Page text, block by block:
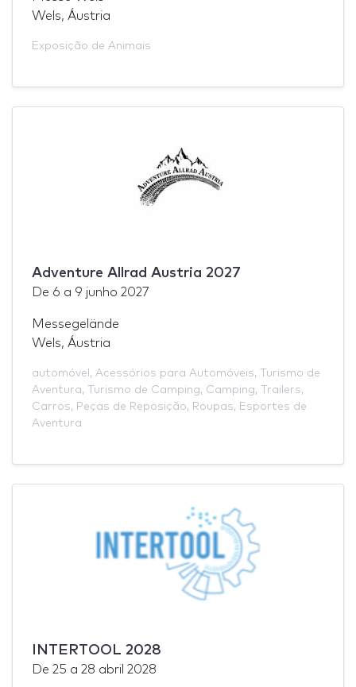
Wels, Áustria
Exposição de Animais
Adventure Allrad Austria 2027
De 6 a 9 junho 2027
Messegelände
Wels, Áustria
automóvel , Acessórios para Automóveis, Turismo de
Aventura, Turismo de Camping, Camping, Trailers,
Carros, Peças de Reposição, Roupas, Esportes de
Aventura
INTERTOOL 2028
De 25 a 28 abril 2028